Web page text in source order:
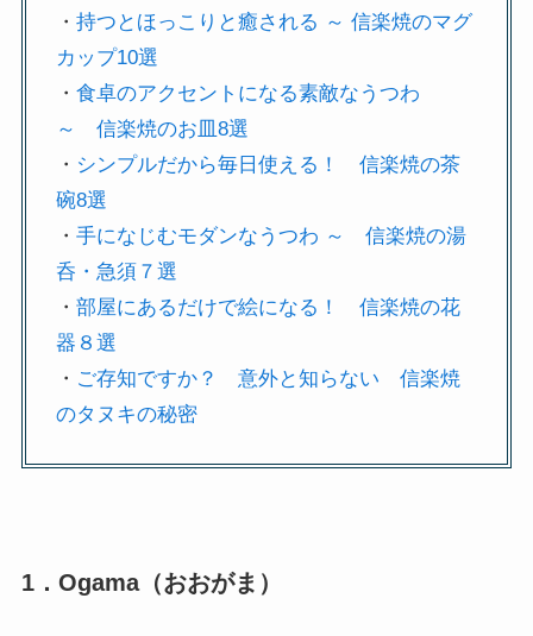
・持つとほっこりと癒される ～ 信楽焼のマグ
カップ10選
・食卓のアクセントになる素敵なうつわ
～ 信楽焼のお皿8選
・ シンプルだから毎日使える！ 信楽焼の茶
碗8選
・手になじむモダンなうつわ ～ 信楽焼の湯
呑・急須７選
・部屋にあるだけで絵になる！ 信楽焼の花
器８選
・ ご存知ですか？ 意外と知らない 信楽焼
のタヌキの秘密
1．Ogama（おおがま）